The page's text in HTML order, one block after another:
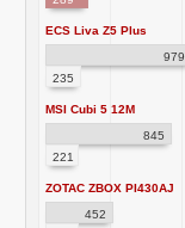
ECS Liva Z5 Plus
979
235
MSI Cubi 5 12M
845
221
ZOTAC ZBOX PI430AJ
452